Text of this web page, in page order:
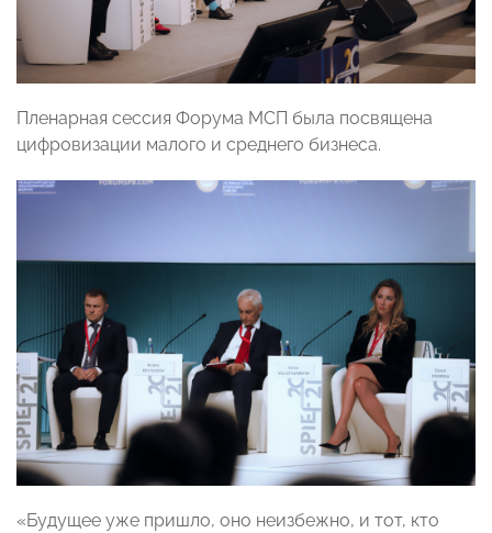
Пленарная сессия Форума МСП была посвящена
цифровизации малого и среднего бизнеса.
«Будущее уже пришло, оно неизбежно, и тот, кто